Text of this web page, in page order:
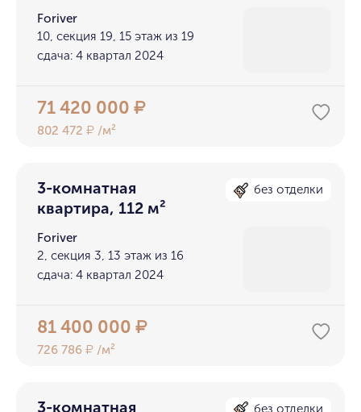
Foriver
10, секция 19, 15 этаж из 19
сдача: 4 квартал 2024
71 420 000₽
802 472₽ /м²
3-комнатная
квартира, 112 м²
без отделки
Foriver
2, секция 3, 13 этаж из 16
сдача: 4 квартал 2024
81 400 000₽
726 786₽ /м²
3-комнатная
без отделки